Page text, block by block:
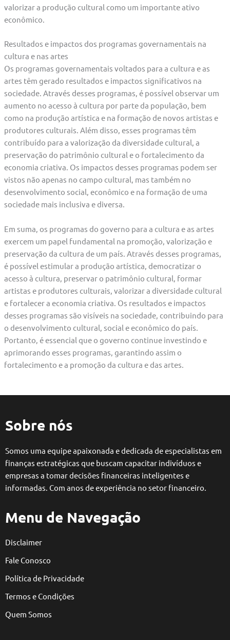
valorizar a produção cultural como um importante ativo
econômico.
Resultados e impactos dos programas governamentais na
cultura e nas artes
Os programas governamentais voltados para a cultura e as
artes têm gerado resultados e impactos significativos na
sociedade. Através desses programas, é possível observar um
aumento no acesso à cultura por parte da população, bem
como na produção artística e na formação de novos artistas e
produtores culturais. Além disso, esses programas têm
contribuído para a valorização da diversidade cultural, a
preservação do patrimônio cultural e o fortalecimento da
economia criativa. Os impactos desses programas podem ser
vistos não apenas no campo cultural, mas também no
desenvolvimento social, econômico e na formação de uma
sociedade mais inclusiva e diversa.
Em suma, os programas do governo para a cultura e as artes
exercem um papel fundamental na promoção, valorização e
preservação da cultura de um país. Através desses programas,
é possível estimular a produção artística, democratizar o
acesso à cultura, preservar o patrimônio cultural, formar
artistas e produtores culturais, valorizar a diversidade cultural
e fortalecer a economia criativa. Os resultados e impactos
desses programas são visíveis na sociedade, contribuindo para
o desenvolvimento cultural, social e econômico do país.
Portanto, é essencial que o governo continue investindo e
aprimorando esses programas, garantindo assim o
fortalecimento e a promoção da cultura e das artes.
Sobre nós
Somos uma equipe apaixonada e dedicada de especialistas em
finanças estratégicas que buscam capacitar indivíduos e
empresas a tomar decisões financeiras inteligentes e
informadas. Com anos de experiência no setor financeiro.
Menu de Navegação
Disclaimer
Fale Conosco
Política de Privacidade
Termos e Condições
Quem Somos